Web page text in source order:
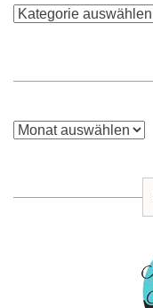
Kategorien
Archiv